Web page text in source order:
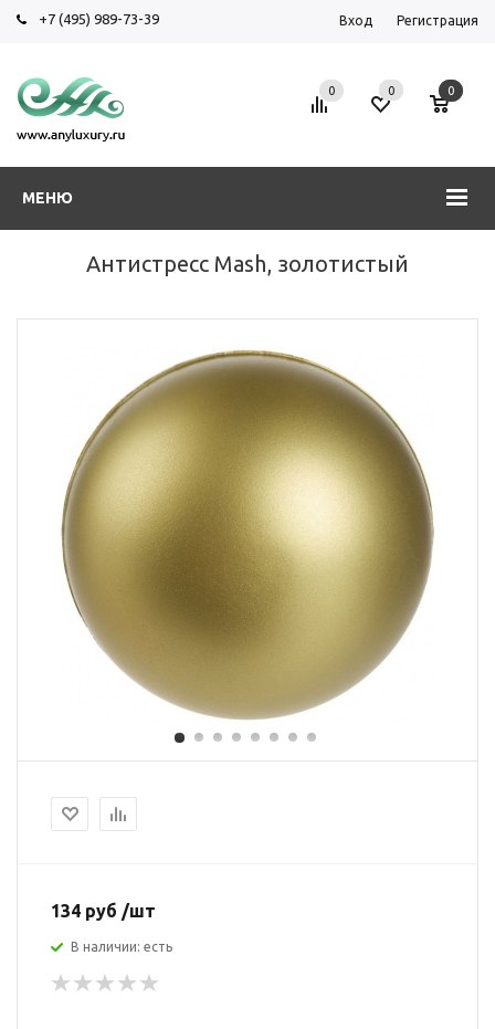
+7 (495) 989-73-39 Вход Регистрация
МЕНЮ
0 0 0
Антистресс Mash, золотистый
134 руб /шт
В наличии: есть